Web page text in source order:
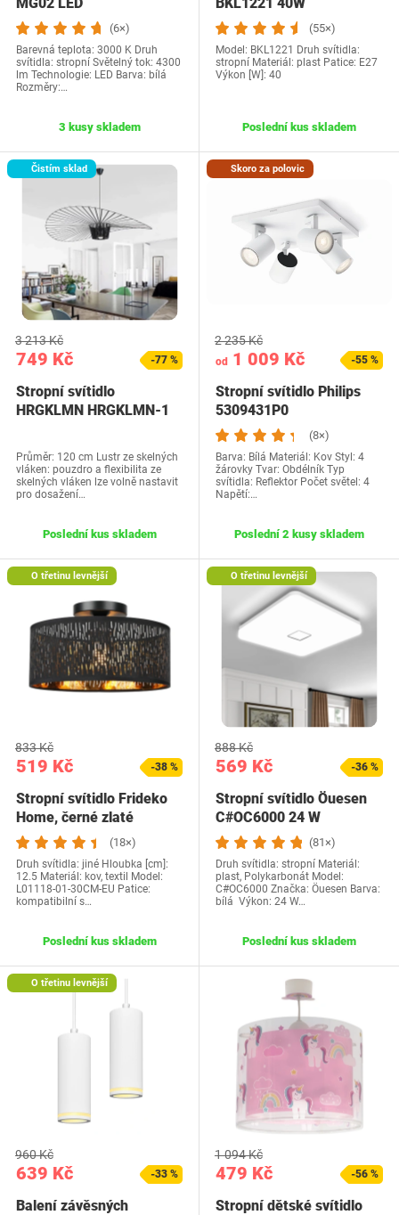
(6×)
Barevná teplota: 3000 K Druh
svítidla: stropní Světelný tok: 4300
lm Technologie: LED Barva: bílá
Rozměry:…
3 kusy skladem
(55×)
Model: ‎BKL1221 Druh svítidla:
stropní Materiál: plast Patice: E27
Výkon [W]: 40
Poslední kus skladem
Čistím sklad
749 Kč
3 213 Kč
-77 %
Stropní svítidlo
HRGKLMN HRGKLMN-1
Průměr: 120 cm Lustr ze skelných
vláken: pouzdro a flexibilita ze
skelných vláken lze volně nastavit
pro dosažení…
Poslední kus skladem
Skoro za polovic
od 1 009 Kč
2 235 Kč
-55 %
Stropní svítidlo Philips
5309431P0
(8×)
Barva: Bílá Materiál: Kov Styl: 4
žárovky Tvar: Obdélník Typ
svítidla: Reflektor Počet světel: 4
Napětí:…
Poslední 2 kusy skladem
O třetinu levnější
519 Kč
833 Kč
-38 %
Stropní svítidlo Frideko
Home, černé zlaté
(18×)
Druh svítidla: jiné Hloubka [cm]:
12.5 Materiál: kov, textil Model:
‎L01118-01-30CM-EU Patice:
kompatibilní s…
Poslední kus skladem
O třetinu levnější
569 Kč
888 Kč
-36 %
Stropní svítidlo Öuesen
C#OC6000 24 W
(81×)
Druh svítidla: stropní Materiál:
plast, Polykarbonát Model:
‎C#OC6000 Značka: Öuesen Barva:
bílá Výkon: 24 W…
Poslední kus skladem
O třetinu levnější
639 Kč
960 Kč
-33 %
Balení závěsných
479 Kč
1 094 Kč
-56 %
Stropní dětské svítidlo